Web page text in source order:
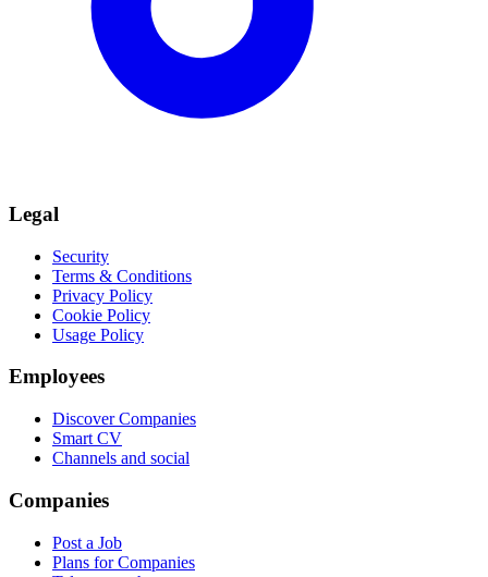
Legal
Security
Terms & Conditions
Privacy Policy
Cookie Policy
Usage Policy
Employees
Discover Companies
Smart CV
Channels and social
Companies
Post a Job
Plans for Companies